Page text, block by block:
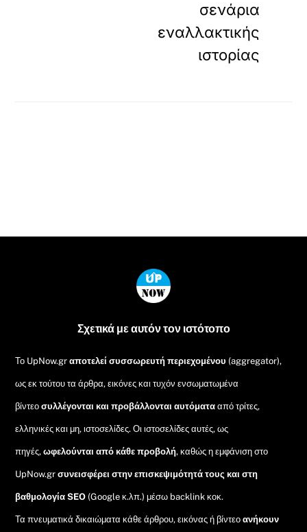
σενάρια
εναλλακτικής
ιστορίας
Back
To
Σχετικά με αυτόν τον ιστότοπο
Το UpNow.grαποτελεί συσσωρευτή περιεχομένου (aggregator),
ως εκ τούτου τα άρθρα, εικόνες και τυχόν ενσωματωμένα
βίντεοσυλλέγονται και προβάλλονται αυτόματααπό τρίτες,
ελληνικές και μη, ιστοσελίδες. Οι ιστοσελίδες αυτές, ως
πηγές,ωφελούνται από κάθε προβολή, καθώς η εμφάνιση στο
UpNow.gr συνεισφέρει στην επισκεψιμότητά τους και στη
βαθμολογία SEO (Google κ.λπ.) μέσω backlink κοκ.
Τα πνευματικά δικαιώματα κάθε άρθρου, εικόνας ή βίντεοανήκουν